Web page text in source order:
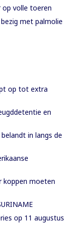
op volle toeren
met palmolie
op tot extra
en
in langs de
koppen moeten
op 11 augustus